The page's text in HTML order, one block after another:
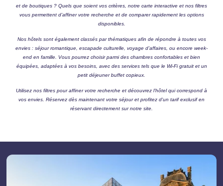
et de boutiques ? Quels que soient vos critères, notre carte interactive et nos filtres
vous permettent d’affiner votre recherche et de comparer rapidement les options
disponibles.
Nos hôtels sont également classés par thématiques afin de répondre à toutes vos
envies : séjour romantique, escapade culturelle, voyage d’affaires, ou encore week-
end en famille. Vous pourrez choisir parmi des chambres confortables et bien
équipées, adaptées à vos besoins, avec des services tels que le Wi-Fi gratuit et un
petit déjeuner buffet copieux.
Utilisez nos filtres pour affiner votre recherche et découvrez l’hôtel qui correspond à
vos envies. Réservez dès maintenant votre séjour et profitez d'un tarif exclusif en
réservant directement sur notre site.